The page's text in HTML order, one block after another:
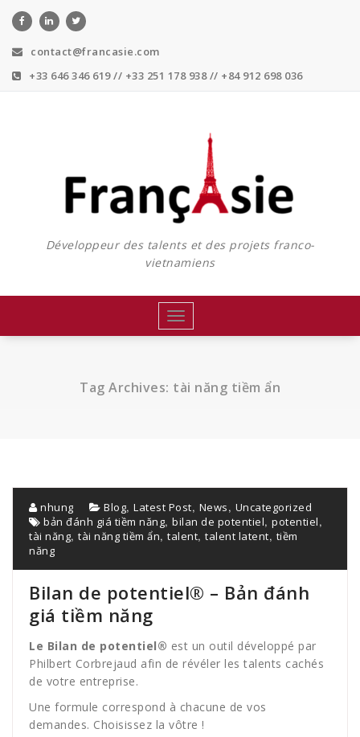
Skip
contact@francasie.com
+33 646 346 619 // +33 251 178 938 // +84 912 698 036
Développeur des talents et des projets franco-
vietnamiens
Toggle
navigation
Tag Archives: tài năng tiềm ẩn
nhung Blog, Latest Post, News, Uncategorized
bản đánh giá tiềm năng, bilan de potentiel, potentiel,
tài năng, tài năng tiềm ẩn, talent, talent latent, tiềm
năng
Bilan de potentiel® – Bản đánh
giá tiềm năng
Le Bilan de potentiel® est un outil développé par
Philbert Corbrejaud afin de révéler les talents cachés
de votre entreprise.
Une formule correspond à chacune de vos
demandes. Choisissez la vôtre !